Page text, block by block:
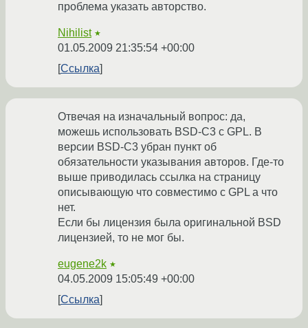
проблема указать авторство.
Nihilist ★
01.05.2009 21:35:54 +00:00
Ссылка
Отвечая на изначальный вопрос: да,
можешь использовать BSD-C3 с GPL. В
версии BSD-C3 убран пункт об
обязательности указывания авторов. Где-то
выше приводилась ссылка на страницу
описывающую что совместимо с GPL а что
нет.
Если бы лицензия была оригинальной BSD
лицензией, то не мог бы.
eugene2k ★
04.05.2009 15:05:49 +00:00
Ссылка